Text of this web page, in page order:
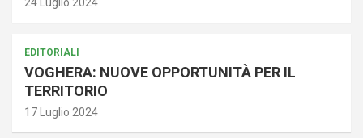
EDITORIALI
VOGHERA: NUOVE OPPORTUNITÀ PER IL
TERRITORIO
17 Luglio 2024